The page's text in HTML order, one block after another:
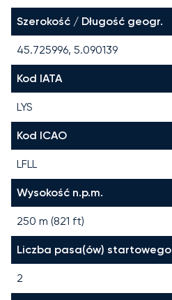
Szerokość / Długość geogr.
45.725996, 5.090139
Kod IATA
LYS
Kod ICAO
LFLL
Wysokość n.p.m.
250 m (821 ft)
Liczba pasa(ów) startowego
2